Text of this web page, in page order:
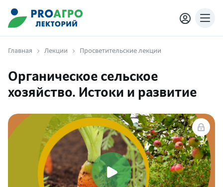
Главная Лекции Просветительские лекции
Органическое сельское
хозяйство. Истоки и развитие